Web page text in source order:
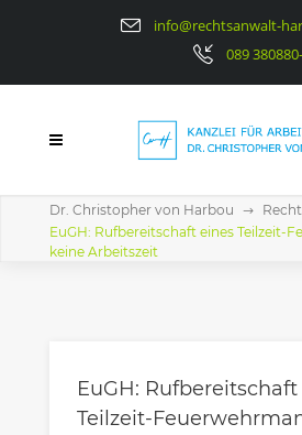
info@rechtsanwalt-
089
Dr. Christopher von Harbou
EuGH: Rufbereitschaft eines Teilzeit-
keine Arbeitszeit
EuGH:
Teilzeit-